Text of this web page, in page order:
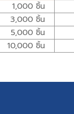
1,000 ชิ้น
3,000 ชิ้น
5,000 ชิ้น
10,000 ชิ้น